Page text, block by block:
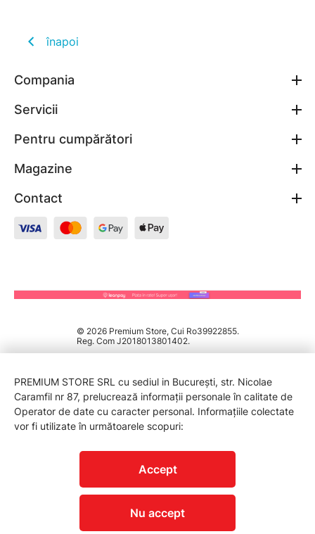
înapoi
Compania
Servicii
Pentru cumpărători
Magazine
Contact
© 2026 Premium Store, Cui Ro39922855.
Reg. Com J2018013801402.
PREMIUM STORE SRL cu sediul in București, str. Nicolae
Caramfil nr 87, prelucrează informații personale în calitate de
Operator de date cu caracter personal. Informațiile colectate
vor fi utilizate în următoarele scopuri:
Accept
Nu accept